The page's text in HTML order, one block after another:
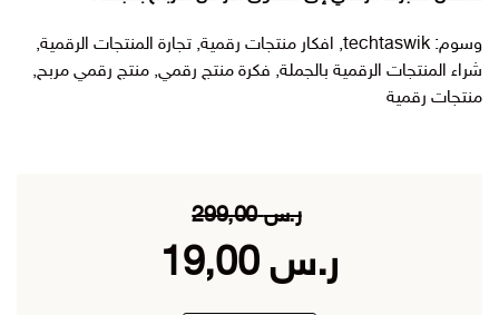
وسوم: techtaswik
, افكار منتجات رقمية, تجارة المنتجات الرقمية,
شراء المنتجات الرقمية بالجملة, فكرة منتج رقمي, منتج رقمي مربح,
منتجات رقمية
ر.س299,00
السعر
ر.س 19,00